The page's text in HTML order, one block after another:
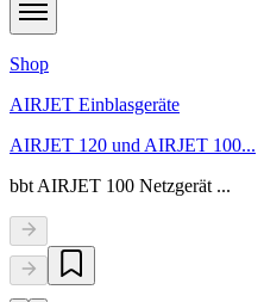
Shop
AIRJET Einblasgeräte
AIRJET 120 und AIRJET 100...
bbt AIRJET 100 Netzgerät ...